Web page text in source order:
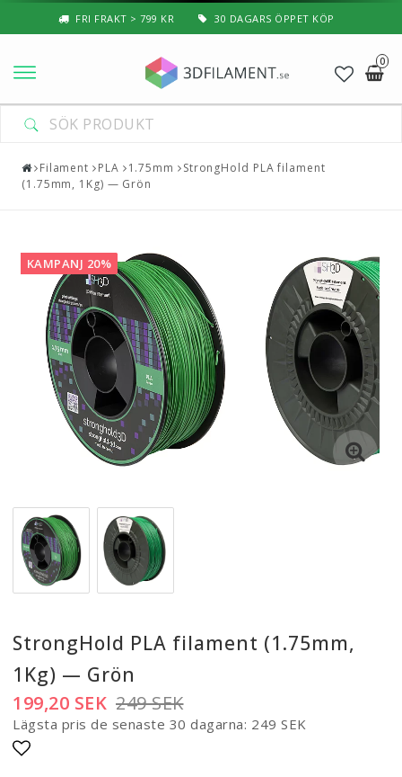
FRI FRAKT > 799 KR 30 DAGARS ÖPPET KÖP
0
Nyheter & Populärt
Filament
3D-Skrivare — Tillbehör
3D-Skrivare — Delar
Resin
3D-Pennor & Tillbehör
Filament PLA 1.75mm
StrongHold PLA filament
(1.75mm, 1Kg) — Grön
KAMPANJ 20%
StrongHold PLA filament (1.75mm,
1Kg) — Grön
249 SEK
199,20 SEK
Lägsta pris de senaste 30 dagarna 249 SEK